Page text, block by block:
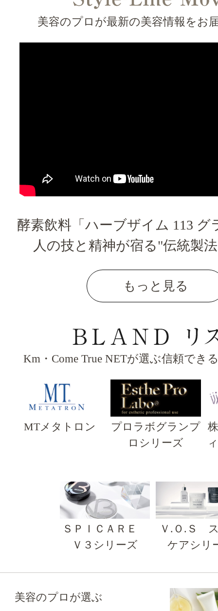
美容のプロが最新の美容情報をお
酵素飲料「ハーブザイム 113 グ
人の技と精神が宿る"伝統製
もっと見る
Km・Come True NETが選ぶ信頼でき
MTメタトロン
プロラボグランプ
ロシリーズ
ＳＰＩＣＡＲＥ
Ｖ３シリーズ
Ｖ.Ｏ.Ｓ
ケアシリ
美容のプロが選ぶ